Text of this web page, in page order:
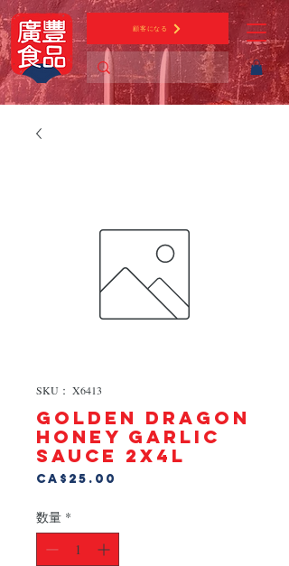
顧客になる
SKU： X6413
GOLDEN DRAGON
HONEY GARLIC
SAUCE 2x4L
CA$25.00
数量 *